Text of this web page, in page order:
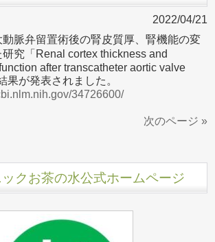
2022/04/21
脈弁留置術後の腎皮質厚、腎機能の変
究「Renal cortex thickness and
after transcatheter aortic valve
果が発表されました。
34726600/
次のページ »
クお茶の水公式ホームページ